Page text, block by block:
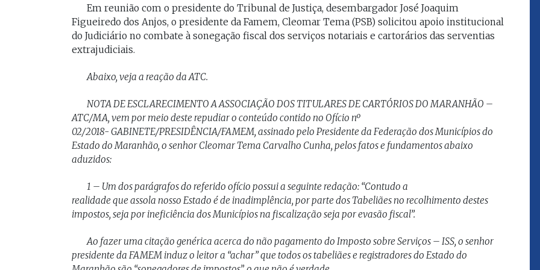
Em reunião com o presidente do Tribunal de Justiça, desembargador José Joaquim
Figueiredo dos Anjos, o presidente da Famem, Cleomar Tema (PSB) solicitou apoio institucional
do Judiciário no combate à sonegação fiscal dos serviços notariais e cartorários das serventias
extrajudiciais.
Abaixo, veja a reação da ATC.
NOTA DE ESCLARECIMENTO A ASSOCIAÇÃO DOS TITULARES DE CARTÓRIOS DO MARANHÃO –
ATC/MA, vem por meio deste repudiar o conteúdo contido no Ofício nº
02/2018- GABINETE/PRESIDÊNCIA/FAMEM, assinado pelo Presidente da Federação dos Municípios do
Estado do Maranhão, o senhor Cleomar Tema Carvalho Cunha, pelos fatos e fundamentos abaixo
aduzidos:
1 – Um dos parágrafos do referido ofício possui a seguinte redação: “Contudo a
realidade que assola nosso Estado é de inadimplência, por parte dos Tabeliães no recolhimento destes
impostos, seja por ineficiência dos Municípios na fiscalização seja por evasão fiscal”.
Ao fazer uma citação genérica acerca do não pagamento do Imposto sobre Serviços – ISS, o senhor
presidente da FAMEM induz o leitor a “achar” que todos os tabeliães e registradores do Estado do
porque nós temos
mais convergências do
divergências, somos da
geração.
Procurador federal de
carreira e professor da
UFMA, foi presidente do
Procon/MA e atuou como
secretários da Segep,
Secma, Segov e Seduc. É
Maranhão desde 2023.
Vossa Excelência que eu estou
fora."
de 2007. Ocupou o cargo de
diretor da Escola Superior
da Magistratura do
Maranhão (ESMAM) no
biênio 2017/2018 e de
2020/2022. Foi presidente
do Tribunal de Justiça do
Maranhão para o Biênio
2022/2024.
juízes e servidores"
Justiça. Como
desembargador exerceu a
da Justiça do Maranhão no
biênio 2022/2024. É